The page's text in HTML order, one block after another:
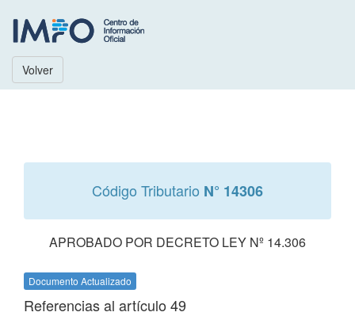
Volver
Código Tributario N° 14306
APROBADO POR DECRETO LEY Nº 14.306
Documento Actualizado
Referencias al artículo 49